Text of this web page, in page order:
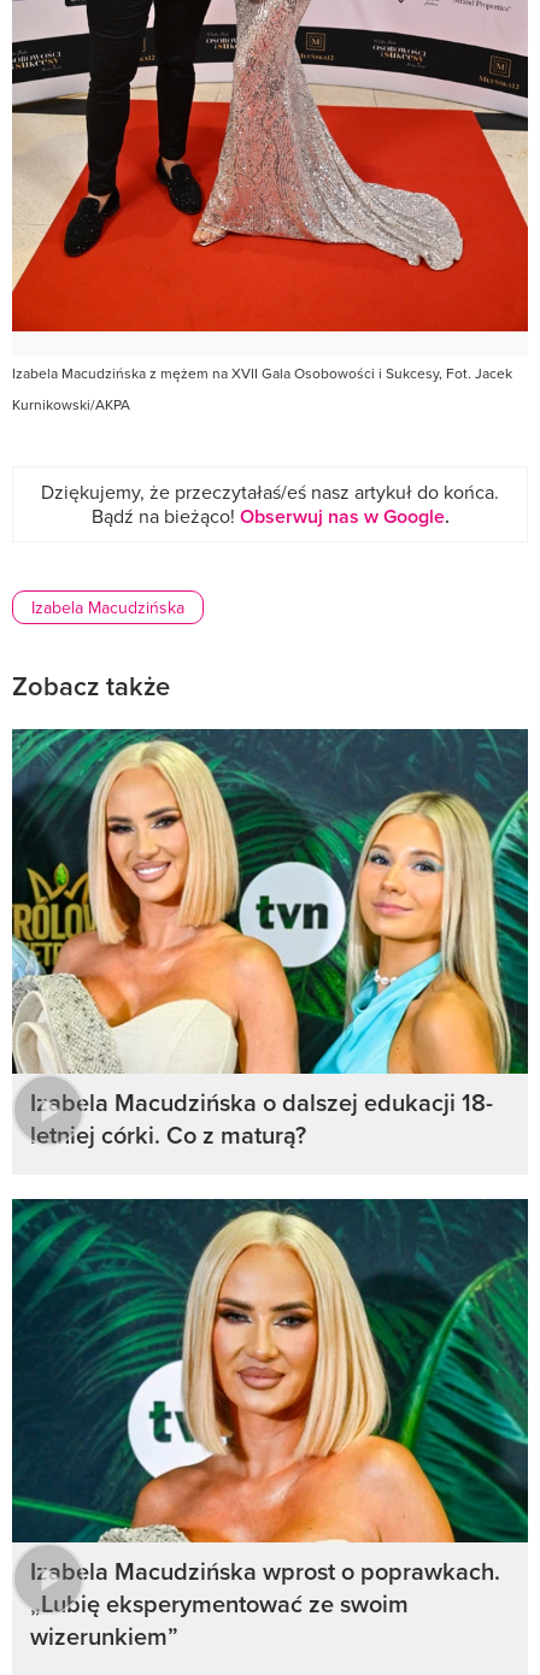
Izabela Macudzińska z mężem na XVII Gala Osobowości i Sukcesy, Fot. Jacek
Kurnikowski/AKPA
Dziękujemy, że przeczytałaś/eś nasz artykuł do końca.
Bądź na bieżąco! Obserwuj nas w Google.
Izabela Macudzińska
Zobacz także
Izabela Macudzińska o dalszej edukacji 18-
letniej córki. Co z maturą?
Izabela Macudzińska wprost o poprawkach.
„Lubię eksperymentować ze swoim
wizerunkiem”